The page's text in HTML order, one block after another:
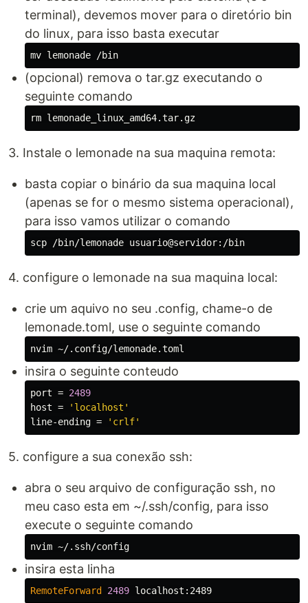
terminal), devemos mover para o diretório bin
do linux, para isso basta executar
mv
(opcional) remova o tar.gz executando o
seguinte comando
rm
3. Instale o lemonade na sua maquina remota:
basta copiar o binário da sua maquina local
(apenas se for o mesmo sistema operacional),
para isso vamos utilizar o comando
4. configure o lemonade na sua maquina local:
crie um aquivo no seu .config, chame-o de
lemonade.toml, use o seguinte comando
insira o seguinte conteudo
port = 2489
host =
'localhost'
line-ending = 'crlf'
5. configure a sua conexão ssh:
abra o seu arquivo de configuração ssh, no
meu caso esta em ~/.ssh/config, para isso
execute o seguinte comando
insira esta linha
RemoteForward 2489